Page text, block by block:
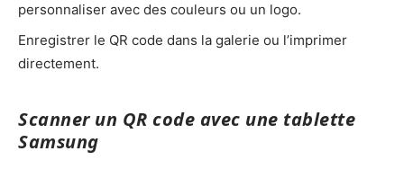
personnaliser avec des couleurs ou un logo.
Enregistrer le QR code dans la galerie ou l’imprimer
directement.
Scanner un QR code avec une tablette
Samsung